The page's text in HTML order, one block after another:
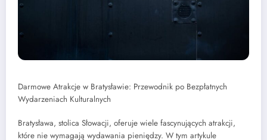
Darmowe Atrakcje w Bratysławie: Przewodnik po Bezpłatnych
Wydarzeniach Kulturalnych
Bratysława, stolica Słowacji, oferuje wiele fascynujących atrakcji,
które nie wymagają wydawania pieniędzy. W tym artykule